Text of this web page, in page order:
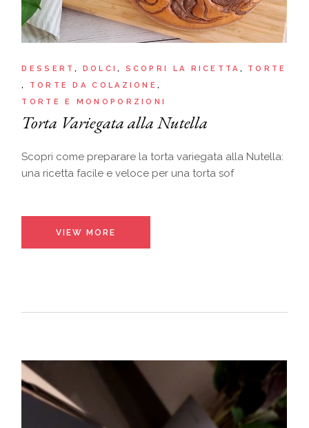
DESSERT DOLCI SCOPRI LA RICETTA
TORTE
TORTE DA COLAZIONE
TORTE E MONOPORZIONI
Torta Variegata alla Nutella
Scopri come preparare la torta variegata alla Nutella:
una ricetta facile e veloce per una torta sof
VIEW MORE